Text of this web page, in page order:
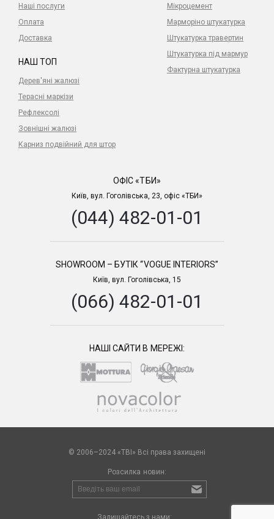
Наші послуги
Оплата
Доставка
Мікроцемент
Марморіно штукатурка
Штукатурка травертин
Штукатурка під мармур
Фактурна штукатурка
НАШ ТОП
Дерев'яні жалюзі
Терасні маркізи
Рефлексолі
Зовнішні жалюзі
Карниз подвійний для штор
ОФІС «ТБИ»
Київ, вул. Гоголівська, 23, офіс «ТБИ»
(044) 482-01-01
SHOWROOM – БУТІК “VOGUE INTERIORS”
Київ, вул. Гоголівська, 15
(066) 482-01-01
НАШІ САЙТИ В МЕРЕЖІ:
© 2006–2024 «TBI» Всі права захищені
Розсилка новин: